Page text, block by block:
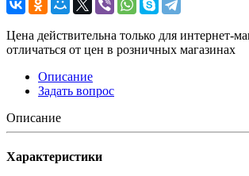
Цена действительна только для интернет-
отличаться от цен в розничных магазинах
Описание
Задать вопрос
Описание
Характеристики